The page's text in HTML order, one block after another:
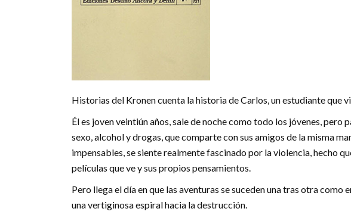
Historias del Kronen cuenta la historia de Carlos, un estudiante que
Él es joven veintiún años, sale de noche como todo los jóvenes, pero
sexo, alcohol y drogas, que comparte con sus amigos de la misma
impensables, se siente realmente fascinado por la violencia, hecho
películas que ve y sus propios pensamientos.
Pero llega el día en que las aventuras se suceden una tras otra como
una vertiginosa espiral hacia la destrucción.